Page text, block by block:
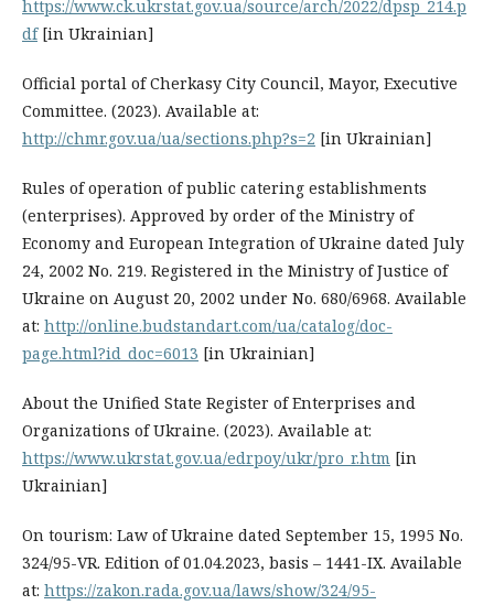
https://www.ck.ukrstat.gov.ua/source/arch/2022/dpsp_214.p
df[in Ukrainian]
Official portal of Cherkasy City Council, Mayor, Executive
Committee. (2023). Available at:
http://chmr.gov.ua/ua/sections.php?s=2 [in Ukrainian]
Rules of operation of public catering establishments
(enterprises). Approved by order of the Ministry of
Economy and European Integration of Ukraine dated July
24, 2002 No. 219. Registered in the Ministry of Justice of
Ukraine on August 20, 2002 under No. 680/6968. Available
at: http://online.budstandart.com/ua/catalog/doc-
page.html?id_doc=6013 [in Ukrainian]
About the Unified State Register of Enterprises and
Organizations of Ukraine. (2023). Available at:
https://www.ukrstat.gov.ua/edrpoy/ukr/pro_r.htm [in
Ukrainian]
On tourism: Law of Ukraine dated September 15, 1995 No.
324/95-VR. Edition of 01.04.2023, basis – 1441-IX. Available
at: https://zakon.rada.gov.ua/laws/show/324/95-